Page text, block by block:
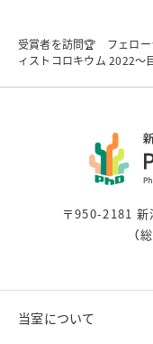
受賞者を訪問🏆 フェロー
ィストコロキウム 2022〜
〒950-2181 新
（
当室について